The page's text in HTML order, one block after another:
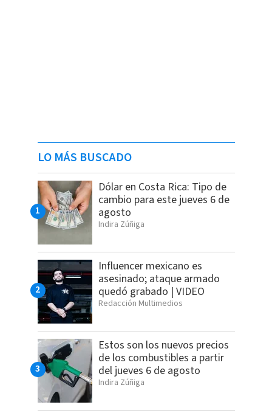
LO MÁS BUSCADO
Dólar en Costa Rica: Tipo de
cambio para este jueves 6 de
agosto
Indira Zúñiga
Influencer mexicano es
asesinado; ataque armado
quedó grabado | VIDEO
Redacción Multimedios
Estos son los nuevos precios
de los combustibles a partir
del jueves 6 de agosto
Indira Zúñiga